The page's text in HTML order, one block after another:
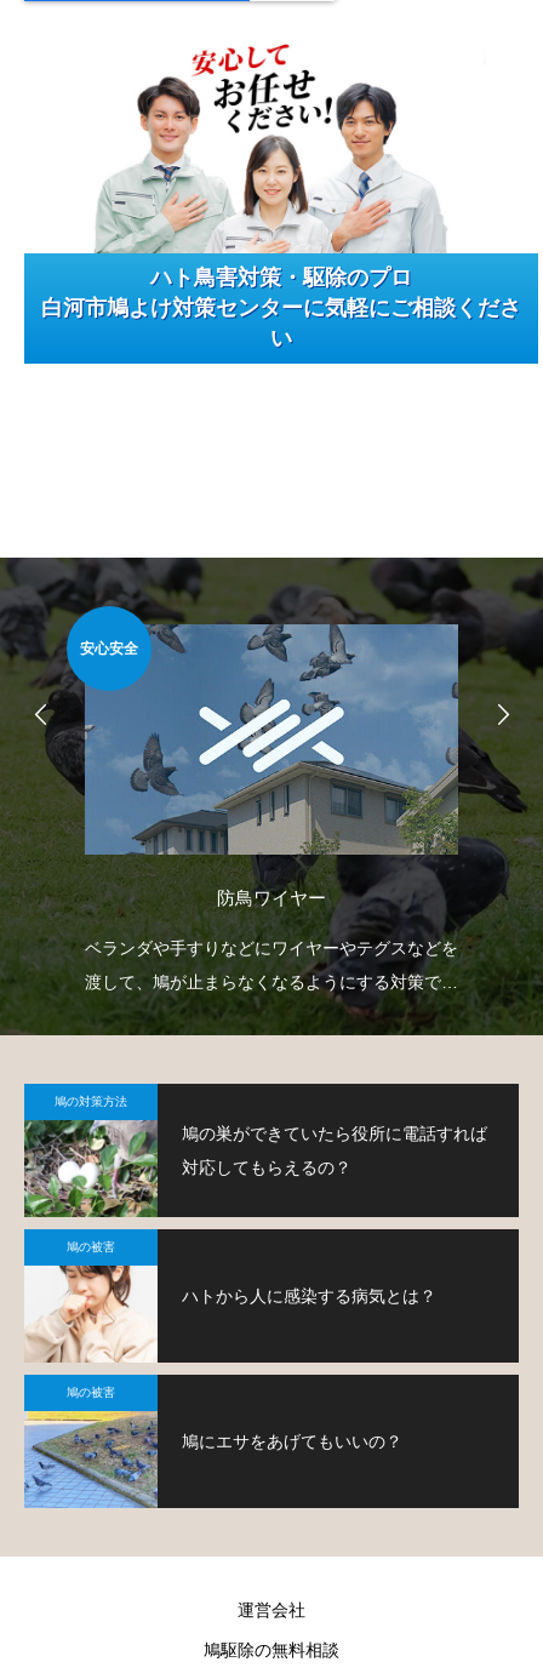
ハト鳥害対策・駆除のプロ
白河市鳩よけ対策センターに気軽にご相談くださ
い
安心安全
防鳥ワイヤー
ベランダや手すりなどにワイヤーやテグスなどを
渡して、鳩が止まらなくなるようにする対策で
す。
鳩の対策方法
鳩の巣ができていたら役所に電話すれば
対応してもらえるの？
鳩の被害
ハトから人に感染する病気とは？
鳩の被害
鳩にエサをあげてもいいの？
運営会社
鳩駆除の無料相談